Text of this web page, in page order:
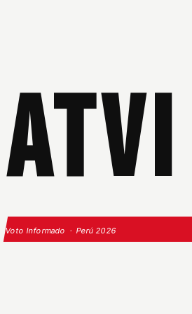
ATVI
Voto Informado · Perú 2026